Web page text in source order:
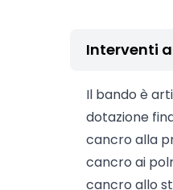
Interventi
Il bando è
dotazione
cancro alla
cancro ai
cancro allo